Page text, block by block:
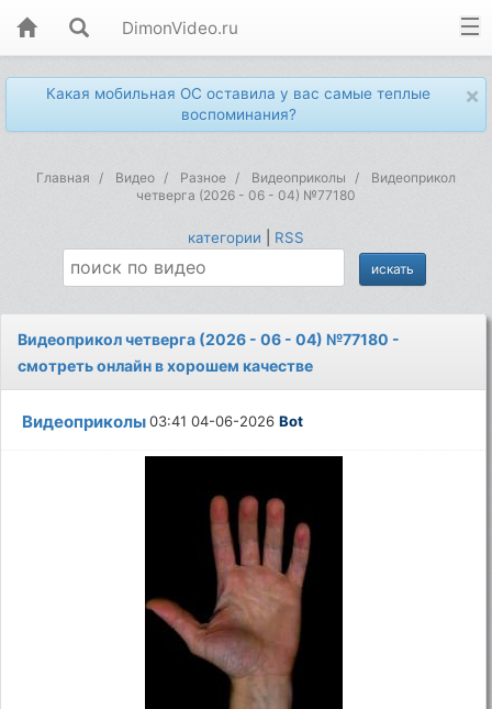
DimonVideo.ru
×
Какая мобильная ОС оставила у вас самые теплые
воспоминания?
Главная Видео Разное Видеоприколы
Видеоприкол
четверга (2026 - 06 - 04) №77180
категории RSS
Видеоприкол четверга (2026 - 06 - 04) №77180 -
смотреть онлайн в хорошем качестве
Видеоприколы03:41 04-06-2026Bot